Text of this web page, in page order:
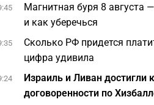
Магнитная буря 8 августа
и как уберечься
Сколько РФ придется
цифра удивила
Израиль и Ливан достигли
договоренности по